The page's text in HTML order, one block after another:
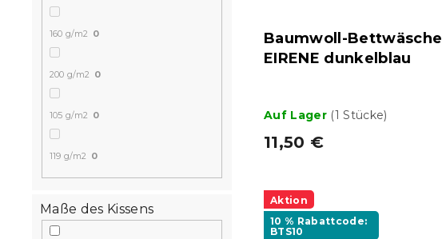
160 g/m2 0
200 g/m2 0
105 g/m2 0
119 g/m2 0
Maße des Kissens
Baumwoll-Bettwäsche
EIRENE dunkelblau
Auf Lager (1 Stücke)
11,50 €
Aktion
10 % Rabattcode:
BTS10